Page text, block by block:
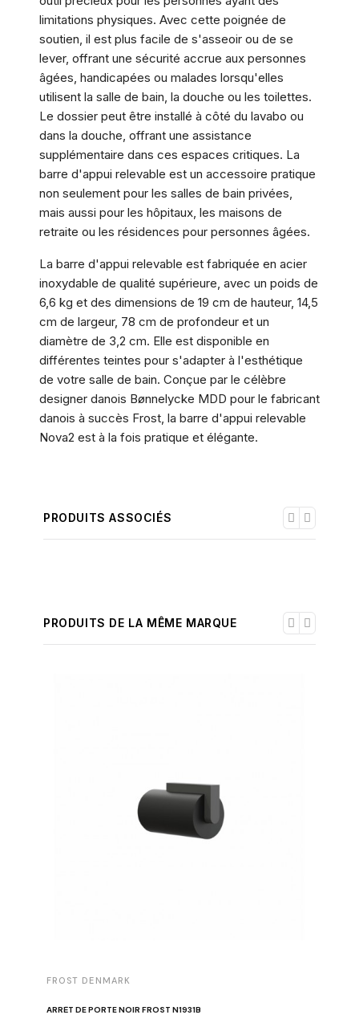
limitations physiques. Avec cette poignée de
soutien, il est plus facile de s'asseoir ou de se
lever, offrant une sécurité accrue aux personnes
âgées, handicapées ou malades lorsqu'elles
utilisent la salle de bain, la douche ou les toilettes.
Le dossier peut être installé à côté du lavabo ou
dans la douche, offrant une assistance
supplémentaire dans ces espaces critiques. La
barre d'appui relevable est un accessoire pratique
non seulement pour les salles de bain privées,
mais aussi pour les hôpitaux, les maisons de
retraite ou les résidences pour personnes âgées.
La barre d'appui relevable est fabriquée en acier
inoxydable de qualité supérieure, avec un poids de
6,6 kg et des dimensions de 19 cm de hauteur, 14,5
cm de largeur, 78 cm de profondeur et un
diamètre de 3,2 cm. Elle est disponible en
différentes teintes pour s'adapter à l'esthétique
de votre salle de bain. Conçue par le célèbre
designer danois Bønnelycke MDD pour le fabricant
danois à succès Frost, la barre d'appui relevable
Nova2 est à la fois pratique et élégante.
PRODUITS ASSOCIÉS
PRODUITS DE LA MÊME MARQUE
FROST DENMARK
ARRÊT DE PORTE NOIR FROST N1931B